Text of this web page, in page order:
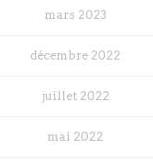
mars 2023
décembre 2022
juillet 2022
mai 2022